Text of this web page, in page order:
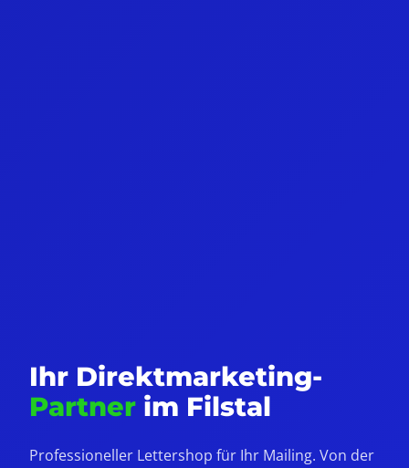
Ihr Direktmarketing-
Partner im Filstal
Professioneller Lettershop für Ihr Mailing. Von der